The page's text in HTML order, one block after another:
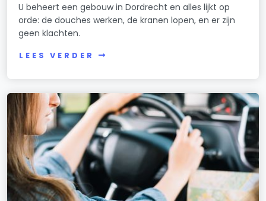
U beheert een gebouw in Dordrecht en alles lijkt op
orde: de douches werken, de kranen lopen, en er zijn
geen klachten.
LEES VERDER